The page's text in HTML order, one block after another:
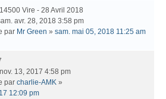
Vire - 28 Avril 2018
avr. 28, 2018 3:58 pm
par Mr Green » sam. mai 05, 2018 11:25 am
13, 2017 4:58 pm
par charlie-AMK »
12:09 pm